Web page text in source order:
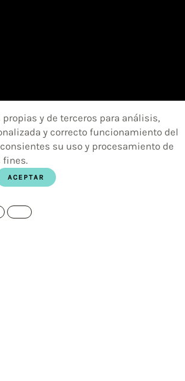
y de terceros para análisis,
y correcto funcionamiento del
su uso y procesamiento de
fines.
ACEPTAR